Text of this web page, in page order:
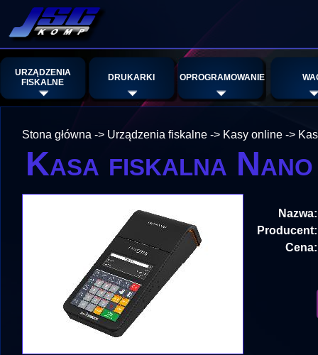
URZĄDZENIA
FISKALNE
DRUKARKI OPROGRAMOWANIE
Stona główna -> Urządzenia fiskalne -> Kasy online ->
Kasa fiskalna
Nazwa:
Producent:
Cena: